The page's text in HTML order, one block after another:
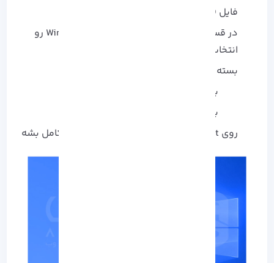
فایل ISO ویندوز رو بارگذاری کن.
در قسمت Image Option گزینه‌ Windows To Go رو
انتخاب کن
بسته به نوع سیستم:
برای سیستم‌ های قدیمی: MBR (BIOS)
برای سیستم‌ های جدید: GPT (UEFI)
روی Start بزن و منتظر بمون تا ساخت USB کامل بشه